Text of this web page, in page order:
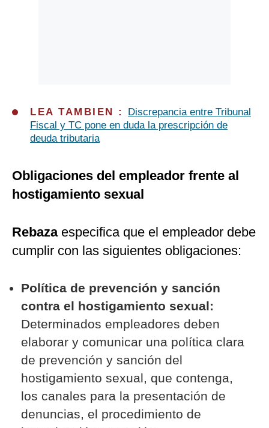
LEA TAMBIEN :
Discrepancia entre Tribunal
Fiscal y TC pone en duda la prescripción de
deuda tributaria
Obligaciones del empleador frente al
hostigamiento sexual
Rebazaespecifica que el empleador debe
cumplir con las siguientes obligaciones:
Política de prevención y sanción
contra el hostigamiento sexual:
Determinados empleadores deben
elaborar y comunicar una política clara
de prevención y sanción del
hostigamiento sexual, que contenga,
los canales para la presentación de
denuncias, el procedimiento de